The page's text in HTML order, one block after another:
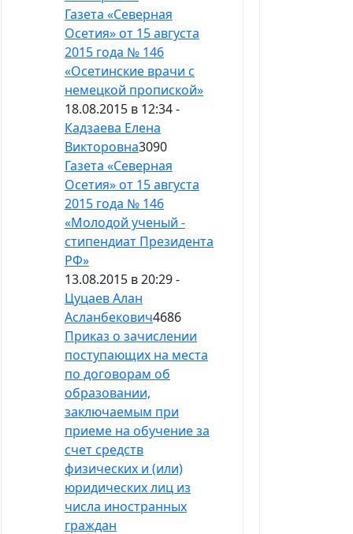
Газета «Северная
Осетия» от 15 августа
2015 года № 146
«Осетинские врачи с
немецкой пропиской»
18.08.2015 в 12:34 -
Кадзаева Елена
Викторовна3090
Газета «Северная
Осетия» от 15 августа
2015 года № 146
«Молодой ученый -
стипендиат Президента
РФ»
13.08.2015 в 20:29 -
Цуцаев Алан
Асланбекович4686
Приказ о зачислении
поступающих на места
по договорам об
образовании,
заключаемым при
приеме на обучение за
счет средств
физических и (или)
юридических лиц из
числа иностранных
граждан